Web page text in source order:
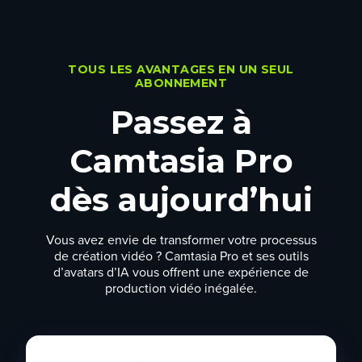
TOUS LES AVANTAGES EN UN SEUL
ABONNEMENT
Passez à
Camtasia Pro
dès aujourd’hui
Vous avez envie de transformer votre processus
de création vidéo ? Camtasia Pro et ses outils
d’avatars d’IA vous offrent une expérience de
production vidéo inégalée.